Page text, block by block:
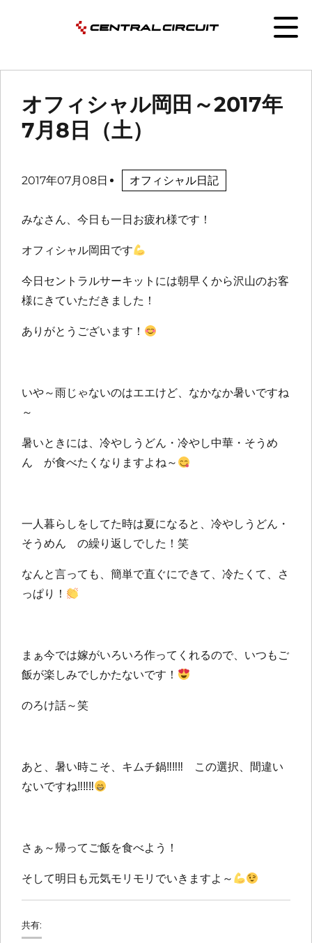
オフィシャル岡田～2017年
7月8日（土）
2017年07月08日 オフィシャル日記
みなさん、今日も一日お疲れ様です！
オフィシャル岡田です
今日セントラルサーキットには朝早くから沢山のお客
様にきていただきました！
ありがとうございます！
いや～雨じゃないのはエエけど、なかなか暑いですね
～
暑いときには、冷やしうどん・冷やし中華・そうめ
ん が食べたくなりますよね～
一人暮らしをしてた時は夏になると、冷やしうどん・
そうめん の繰り返しでした！笑
なんと言っても、簡単で直ぐにできて、冷たくて、さ
っぱり！
まぁ今では嫁がいろいろ作ってくれるので、いつもご
飯が楽しみでしかたないです！
のろけ話～笑
あと、暑い時こそ、キムチ鍋‼‼‼ この選択、間違い
ないですね‼‼‼
さぁ～帰ってご飯を食べよう！
そして明日も元気モリモリでいきますよ～
共有: